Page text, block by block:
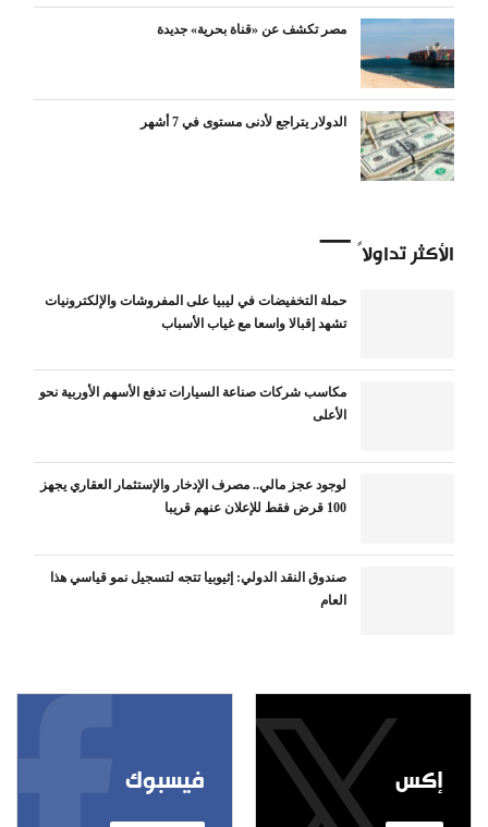
مصر تكشف عن «قناة بحرية» جديدة
الدولار يتراجع لأدنى مستوى في 7 أشهر
الأكثر تداولاً
حملة التخفيضات في ليبيا على المفروشات والإلكترونيات
تشهد إقبالا واسعا مع غياب الأسباب
مكاسب شركات صناعة السيارات تدفع الأسهم الأوربية نحو
الأعلى
لوجود عجز مالي.. مصرف الإدخار والإستثمار العقاري يجهز
100 قرض فقط للإعلان عنهم قريبا
صندوق النقد الدولي: إثيوبيا تتجه لتسجيل نمو قياسي هذا
العام
فيسبوك إكس